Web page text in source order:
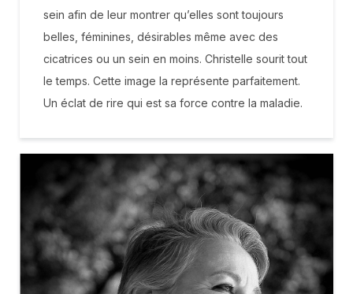
sein afin de leur montrer qu’elles sont toujours
belles, féminines, désirables même avec des
cicatrices ou un sein en moins. Christelle sourit tout
le temps. Cette image la représente parfaitement.
Un éclat de rire qui est sa force contre la maladie.